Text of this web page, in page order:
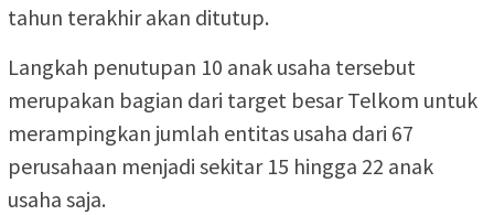
tahun terakhir akan ditutup.
Langkah penutupan 10 anak usaha tersebut
merupakan bagian dari target besar Telkom untuk
merampingkan jumlah entitas usaha dari 67
perusahaan menjadi sekitar 15 hingga 22 anak
usaha saja.